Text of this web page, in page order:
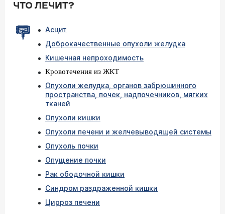
ЧТО ЛЕЧИТ?
Асцит
Доброкачественные опухоли желудка
Кишечная непроходимость
Кровотечения из ЖКТ
Опухоли желудка, органов забрюшинного
пространства, почек, надпочечников, мягких
тканей
Опухоли кишки
Опухоли печени и желчевыводящей системы
Опухоль почки
Опущение почки
Рак ободочной кишки
Синдром раздраженной кишки
Цирроз печени